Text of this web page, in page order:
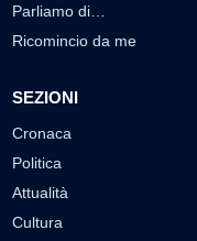
Parliamo di…
Ricomincio da me
SEZIONI
Cronaca
Politica
Attualità
Cultura